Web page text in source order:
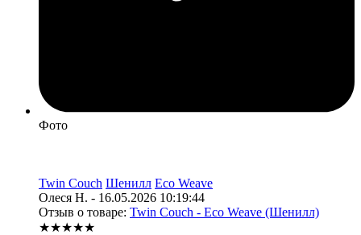
Фото
Twin Couch Шенилл Eco Weave
Олеся Н. - 16.05.2026 10:19:44
Отзыв о товаре: Twin Couch - Eco Weave (Шенилл)
★★★★★